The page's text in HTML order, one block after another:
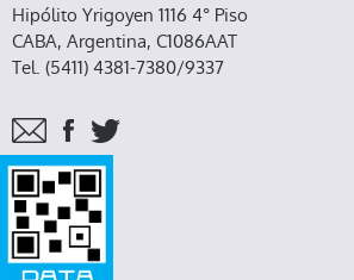
Hipólito Yrigoyen 1116 4° Piso
CABA, Argentina, C1086AAT
Tel. (5411) 4381-7380/9337